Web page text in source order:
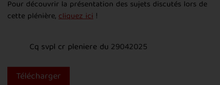
Pour découvrir la présentation des sujets discutés lors de
cette plénière,cliquez ici !
Cq svpl cr pleniere du 29042025
Télécharger